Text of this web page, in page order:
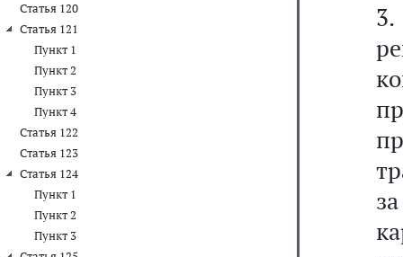
Статья 120
Статья 121
Пункт 1
Пункт 2
Пункт 3
Пункт 4
Статья 122
Статья 123
Статья 124
Пункт 1
Пункт 2
Пункт 3